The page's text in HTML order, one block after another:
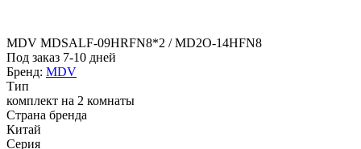
MDV MDSALF-09HRFN8*2 / MD2O-14HFN8
Под заказ 7-10 дней
Бренд: MDV
Тип
комплект на 2 комнаты
Страна бренда
Китай
Серия